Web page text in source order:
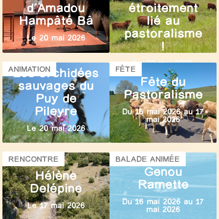
d’Amadou
Hampâté Bâ
Le 20 mai 2026
étroitement
lié au
pastoralisme
!
Le 20 mai 2026
Les orchidées
sauvages du
Puy de
Pileyre
Le 20 mai 2026
ANIMATION
Fête du
Pastoralisme
Du 15 mai 2026 au 17
mai 2026
FÊTE
Hélène
Delépine
Le 17 mai 2026
RENCONTRE
Genou
Ramette
Du 16 mai 2026 au 17
mai 2026
BALADE ANIMÉE